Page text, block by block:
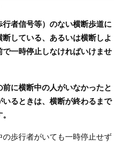
行者信号等）のない横断歩道に
している、あるいは横断しよ
一時停止しなければいけませ
前に横断中の人がいなかったと
いるときは、横断が終わるまで
歩行者がいても一時停止せず